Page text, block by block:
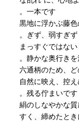
一本です。
黒地に浮かぶ藤
ぎず、弱すぎず。
まっすぐではな
静かな奥行きを
六通柄のため、
自然に映え、控
残る佇まいです。
絹のしなやかな
すく、締めたと